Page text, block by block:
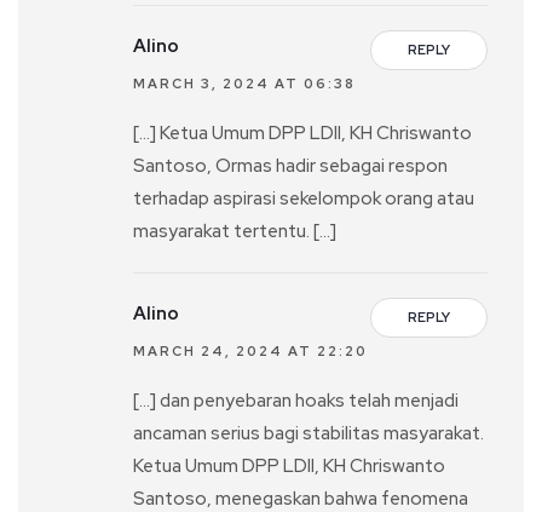
REPLY
Alino
MARCH 3, 2024 AT 06:38
[…] Ketua Umum DPP LDII, KH Chriswanto
Santoso, Ormas hadir sebagai respon
terhadap aspirasi sekelompok orang atau
masyarakat tertentu. […]
REPLY
Alino
MARCH 24, 2024 AT 22:20
[…] dan penyebaran hoaks telah menjadi
ancaman serius bagi stabilitas masyarakat.
Ketua Umum DPP LDII, KH Chriswanto
Santoso, menegaskan bahwa fenomena